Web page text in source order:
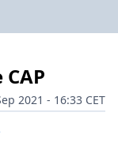
2021 - 16:33 CET